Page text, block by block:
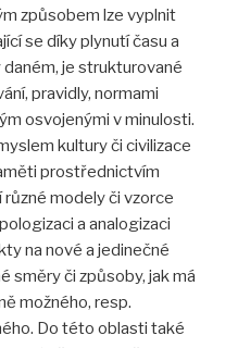
způsobem lze vyplnit
se díky plynutí času a
je strukturované
pravidly, normami
osvojenými v minulosti.
kultury či civilizace
prostřednictvím
modely či vzorce
a analogizaci
na nové a jedinečné
směry či způsoby, jak má
možného, resp.
Do této oblasti také